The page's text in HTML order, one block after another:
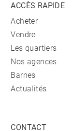
ACCÈS RAPIDE
Acheter
Vendre
Les quartiers
Nos agences
Barnes
Actualités
CONTACT